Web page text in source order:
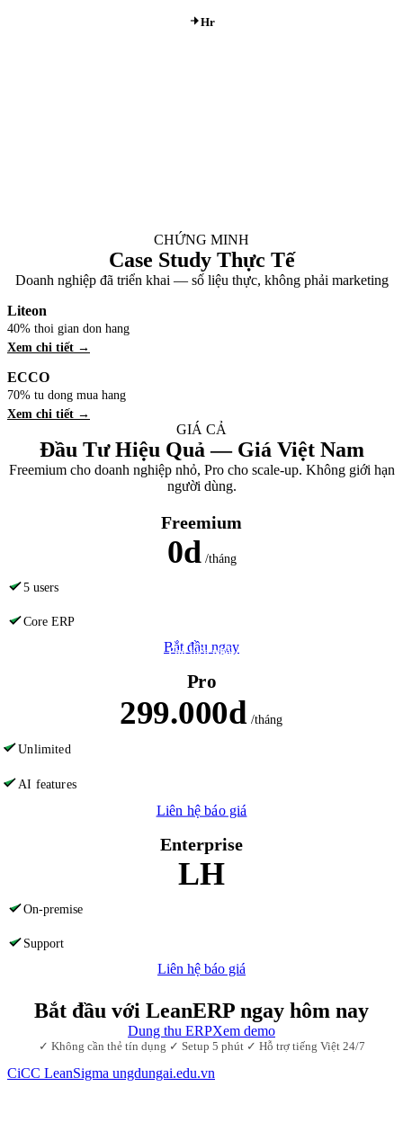
Hr
CHỨNG MINH
Case Study Thực Tế
Doanh nghiệp đã triển khai — số liệu thực, không phải marketing
Liteon
40% thoi gian don hang
Xem chi tiết →
ECCO
70% tu dong mua hang
Xem chi tiết →
GIÁ CẢ
Đầu Tư Hiệu Quả — Giá Việt Nam
Freemium cho doanh nghiệp nhỏ, Pro cho scale-up. Không giới hạn
người dùng.
Freemium
0d /tháng
5 users
Core ERP
Bắt đầu ngay
Phổ biến nhất
Pro
299.000d /tháng
Unlimited
AI features
Liên hệ báo giá
Enterprise
LH
On-premise
Support
Liên hệ báo giá
Bắt đầu với LeanERP ngay hôm nay
Dung thu ERPXem demo
✓ Không cần thẻ tín dụng ✓ Setup 5 phút ✓ Hỗ trợ tiếng Việt 24/7
CiCC LeanSigma ungdungai.edu.vn